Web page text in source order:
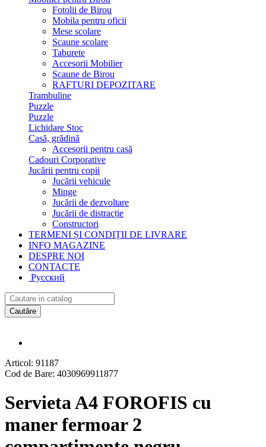
Fotolii de Birou
Mobila pentru oficii
Mese scolare
Scaune scolare
Taburete
Accesorii Mobilier
Scaune de Birou
RAFTURI DEPOZITARE
Trambuline
Puzzle
Puzzle
Lichidare Stoc
Casă, grădină
Accesorii pentru casă
Cadouri Corporative
Jucării pentru copii
Jucării vehicule
Minge
Jucării de dezvoltare
Jucării de distracție
Constructori
TERMENI ȘI CONDIȚII DE LIVRARE
INFO MAGAZINE
DESPRE NOI
CONTACTE
Русский
Cautăre
Articol: 91187
Cod de Bare: 4030969911877
Servieta A4 FOROFIS cu
maner fermoar 2